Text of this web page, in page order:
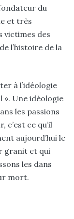
du
et très
victimes des
l’histoire de la
à l’idéologie
». Une idéologie
les passions
ce qu’il
aujourd’hui le
granit et qui
les dans
mort.